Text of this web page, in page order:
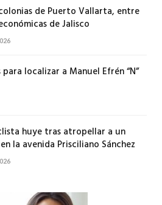
de Puerto Vallarta, entre
de Jalisco
localizar a Manuel Efrén “N”
huye tras atropellar a un
la avenida Prisciliano Sánchez